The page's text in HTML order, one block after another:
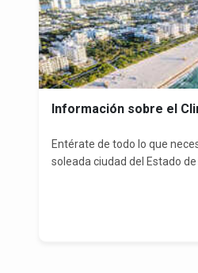
Información sobre el
Entérate de todo lo que
soleada ciudad del Estado de